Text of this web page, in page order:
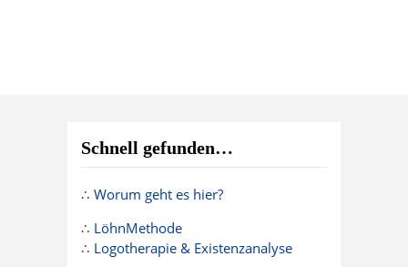
Schnell gefunden…
∴ Worum geht es hier?
∴ LöhnMethode
∴ Logotherapie & Existenzanalyse